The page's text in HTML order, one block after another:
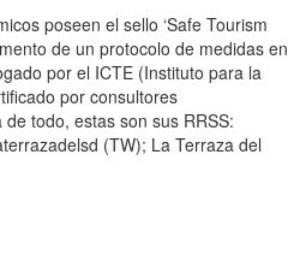
poseen el sello ‘Safe Tourism
de un protocolo de medidas en
por el ICTE (Instituto para la
por consultores
todo, estas son sus RRSS:
(TW); La Terraza del